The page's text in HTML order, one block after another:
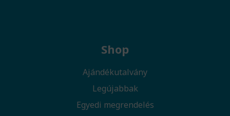
Shop
Ajándékutalvány
Legújabbak
Egyedi megrendelés